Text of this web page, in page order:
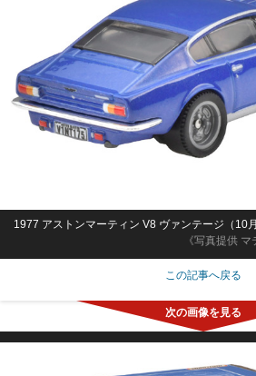
《写真提供
1977 アストンマーティン V8 ヴァンテージ（10
この記事へ戻る